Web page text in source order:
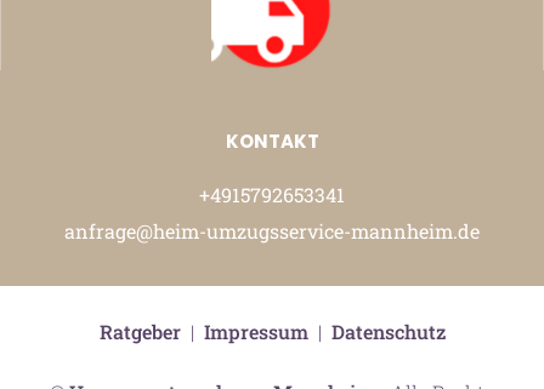
KONTAKT
+4915792653341
anfrage@heim-umzugsservice-mannheim.de
Ratgeber| Impressum| Datenschutz